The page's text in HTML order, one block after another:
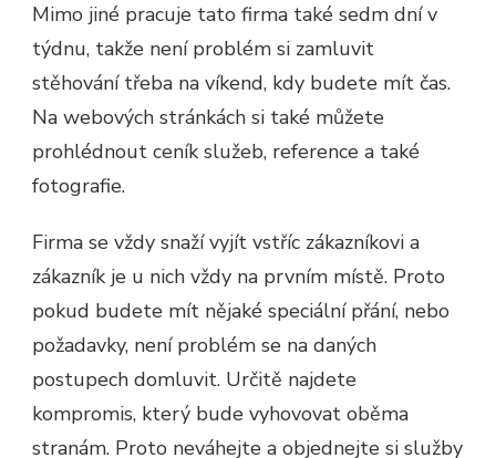
Mimo jiné pracuje tato firma také sedm dní v
týdnu, takže není problém si zamluvit
stěhování třeba na víkend, kdy budete mít čas.
Na webových stránkách si také můžete
prohlédnout ceník služeb, reference a také
fotografie.
Firma se vždy snaží vyjít vstříc zákazníkovi a
zákazník je u nich vždy na prvním místě. Proto
pokud budete mít nějaké speciální přání, nebo
požadavky, není problém se na daných
postupech domluvit. Určitě najdete
kompromis, který bude vyhovovat oběma
stranám. Proto neváhejte a objednejte si služby